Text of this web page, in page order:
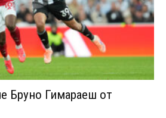
Бруно Гимараеш от